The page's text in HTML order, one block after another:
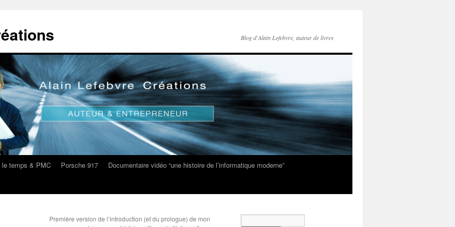
Blog d'Alain Lefebvre, auteur de livres
le temps & PMC Porsche 917
Documentaire vidéo “une histoire de l’informatique moderne”
Première version de l’introduction (et du prologue) de mon